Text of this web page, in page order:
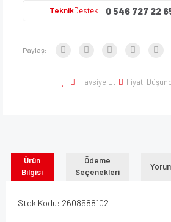
TeknikDestek 0 546 727 22
Paylaş:
Tavsiye Et Fiyatı
Ürün
Bilgisi
Ödeme
Seçenekleri
Stok Kodu: 2608588102